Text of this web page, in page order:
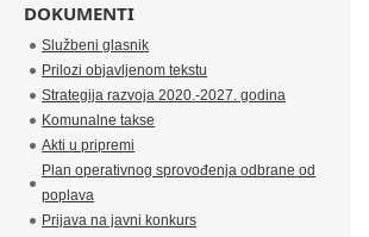
DOKUMENTI
Službeni glasnik
Prilozi objavljenom tekstu
Strategija razvoja 2020.-2027. godina
Komunalne takse
Akti u pripremi
Plan operativnog sprovođenja odbrane od
poplava
Prijava na javni konkurs